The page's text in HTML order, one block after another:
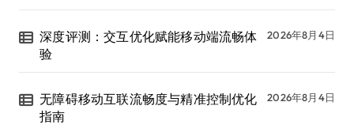
深度评测：交互优化赋能移动端流畅体
验
2026年8月4日
无障碍移动互联流畅度与精准控制优化
指南
2026年8月4日